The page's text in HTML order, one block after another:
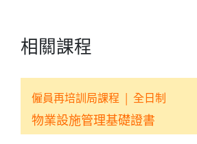
相關課程
僱員再培訓局課程 | 全日制
物業設施管理基礎證書